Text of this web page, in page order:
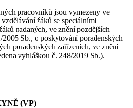
pracovníků jsou vymezeny ve
žáků se speciálními
nadaných, ve znění pozdějších
Sb., o poskytování poradenských
poradenských zařízeních, ve znění
vyhláškou č. 248/2019 Sb.).
(VP)